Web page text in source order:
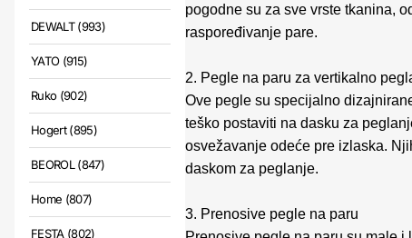
DEWALT (993)
YATO (915)
Ruko (902)
Hogert (895)
BEOROL (847)
Home (807)
FESTA (802)
pogodne su za sve vrste tkanina,
raspoređivanje pare.
2. Pegle na paru za vertikalno
Ove pegle su specijalno
teško postaviti na dasku za
osvežavanje odeće pre izlaska.
daskom za peglanje.
3. Prenosive pegle na paru